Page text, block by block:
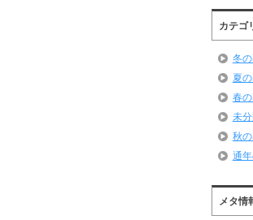
カテゴ
冬
夏
春
未
秋
通
メタ情